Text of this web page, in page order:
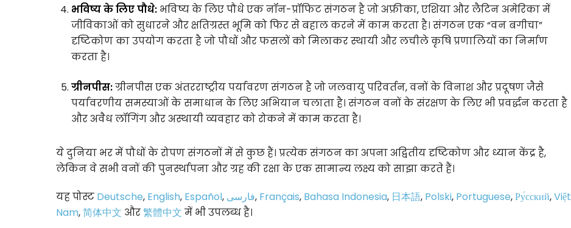
भविष्य के लिए पौधे: भविष्य के लिए पौधे एक नॉन-प्रॉफिट संगठन है जो अफ्रीका, एशिया और लैटिन अमेरिका में
जीविकाओं को सुधारने और क्षतिग्रस्त भूमि को फिर से बहाल करने में काम करता है। संगठन एक “वन बगीचा”
दृष्टिकोण का उपयोग करता है जो पौधों और फसलों को मिलाकर स्थायी और लचीले कृषि प्रणालियों का निर्माण
करता है।
ग्रीनपीस:ग्रीनपीस एक अंतरराष्ट्रीय पर्यावरण संगठन है जो जलवायु परिवर्तन, वनों के विनाश और प्रदूषण जैसे
पर्यावरणीय समस्याओं के समाधान के लिए अभियान चलाता है। संगठन वनों के संरक्षण के लिए भी प्रवर्द्धन करता है
और अवैध लॉगिंग और अस्थायी व्यवहार को रोकने में काम करता है।
ये दुनिया भर में पौधों के रोपण संगठनों में से कुछ हैं। प्रत्येक संगठन का अपना अद्वितीय दृष्टिकोण और ध्यान केंद्र है,
लेकिन वे सभी वनों की पुनर्स्थापना और ग्रह की रक्षा के एक सामान्य लक्ष्य को साझा करते हैं।
यह पोस्ट Deutsche, English, Español, فارسی, Français, Bahasa Indonesia, 日本語, Polski, Portuguese,Ру́сский,Việt
Nam,简体中文 और繁體中文 में भी उपलब्ध है।